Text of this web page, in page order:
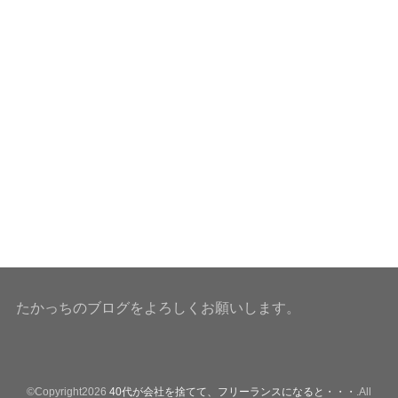
たかっちのブログをよろしくお願いします。
©Copyright2026 40代が会社を捨てて、フリーランスになると・・・ .All